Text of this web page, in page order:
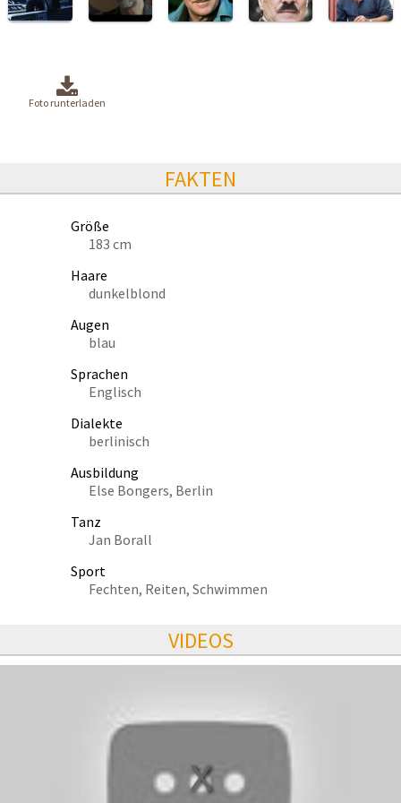
Foto runterladen
FAKTEN
Größe
183 cm
Haare
dunkelblond
Augen
blau
Sprachen
Englisch
Dialekte
berlinisch
Ausbildung
Else Bongers, Berlin
Tanz
Jan Borall
Sport
Fechten, Reiten, Schwimmen
VIDEOS